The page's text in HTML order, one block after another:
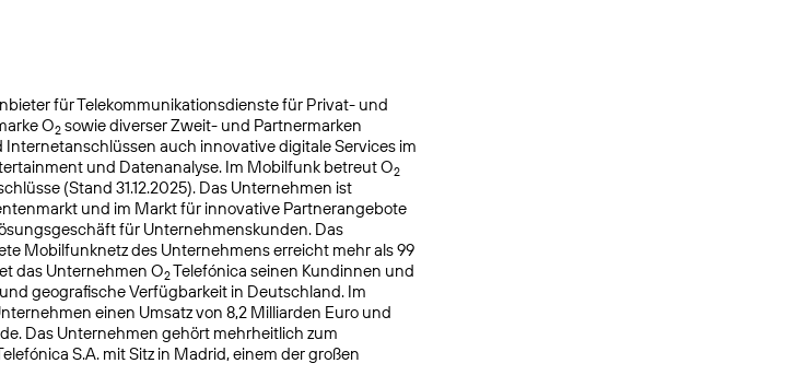
für Telekommunikationsdienste für Privat- und
O2 sowie diverser Zweit- und Partnermarken
auch innovative digitale Services im
und Datenanalyse. Im Mobilfunk betreut O2
(Stand 31.12.2025). Das Unternehmen ist
und im Markt für innovative Partnerangebote
für Unternehmenskunden. Das
Mobilfunknetz des Unternehmens erreicht mehr als 99
das Unternehmen O2Telefónica seinen Kundinnen und
geografische Verfügbarkeit in Deutschland. Im
einen Umsatz von 8,2 Milliarden Euro und
Das Unternehmen gehört mehrheitlich zum
S.A. mit Sitz in Madrid, einem der großen